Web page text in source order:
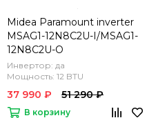
Midea Paramount inverter
MSAG1-12N8C2U-I/MSAG1-
12N8C2U-O
Инвертор: да
Мощность: 12 BTU
37 990 ₽ 51 290 ₽
В корзину